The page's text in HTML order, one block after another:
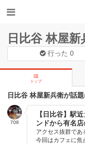
日比谷 林屋新
行った0
トップ
日比谷 林屋新兵衛が話
708
【日比谷】駅
ンドから有名
アクセス抜群であ
今回はカフェに焦